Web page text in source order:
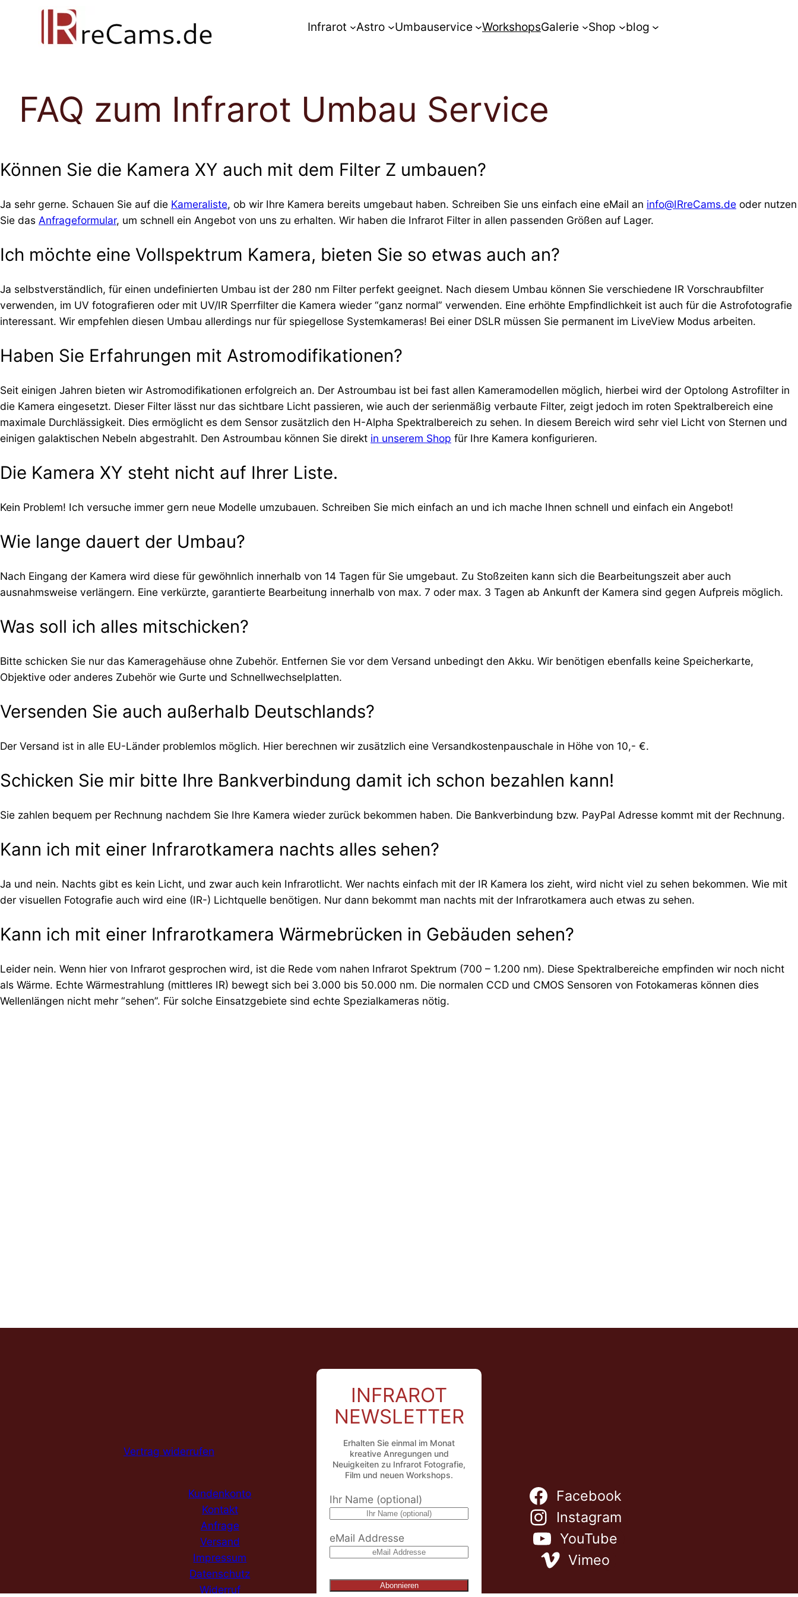
Infrarot Astro Umbauservice WorkshopsGalerie Shop blog
FAQ zum Infrarot Umbau Service
Können Sie die Kamera XY auch mit dem Filter Z umbauen?
Ja sehr gerne. Schauen Sie auf die Kameraliste, ob wir Ihre Kamera bereits umgebaut haben. Schreiben Sie uns einfach eine eMail an info@IRreCams.de oder nutzen
Sie das Anfrageformular, um schnell ein Angebot von uns zu erhalten. Wir haben die Infrarot Filter in allen passenden Größen auf Lager.
Ich möchte eine Vollspektrum Kamera, bieten Sie so etwas auch an?
Ja selbstverständlich, für einen undefinierten Umbau ist der 280 nm Filter perfekt geeignet. Nach diesem Umbau können Sie verschiedene IR Vorschraubfilter
verwenden, im UV fotografieren oder mit UV/IR Sperrfilter die Kamera wieder “ganz normal” verwenden. Eine erhöhte Empfindlichkeit ist auch für die Astrofotografie
interessant. Wir empfehlen diesen Umbau allerdings nur für spiegellose Systemkameras! Bei einer DSLR müssen Sie permanent im LiveView Modus arbeiten.
Haben Sie Erfahrungen mit Astromodifikationen?
Seit einigen Jahren bieten wir Astromodifikationen erfolgreich an. Der Astroumbau ist bei fast allen Kameramodellen möglich, hierbei wird der Optolong Astrofilter in
die Kamera eingesetzt. Dieser Filter lässt nur das sichtbare Licht passieren, wie auch der serienmäßig verbaute Filter, zeigt jedoch im roten Spektralbereich eine
maximale Durchlässigkeit. Dies ermöglicht es dem Sensor zusätzlich den H-Alpha Spektralbereich zu sehen. In diesem Bereich wird sehr viel Licht von Sternen und
einigen galaktischen Nebeln abgestrahlt. Den Astroumbau können Sie direkt in unserem Shop für Ihre Kamera konfigurieren.
Die Kamera XY steht nicht auf Ihrer Liste.
Kein Problem! Ich versuche immer gern neue Modelle umzubauen. Schreiben Sie mich einfach an und ich mache Ihnen schnell und einfach ein Angebot!
Wie lange dauert der Umbau?
Nach Eingang der Kamera wird diese für gewöhnlich innerhalb von 14 Tagen für Sie umgebaut. Zu Stoßzeiten kann sich die Bearbeitungszeit aber auch
ausnahmsweise verlängern. Eine verkürzte, garantierte Bearbeitung innerhalb von max. 7 oder max. 3 Tagen ab Ankunft der Kamera sind gegen Aufpreis möglich.
Was soll ich alles mitschicken?
Bitte schicken Sie nur das Kameragehäuse ohne Zubehör. Entfernen Sie vor dem Versand unbedingt den Akku. Wir benötigen ebenfalls keine Speicherkarte,
Objektive oder anderes Zubehör wie Gurte und Schnellwechselplatten.
Versenden Sie auch außerhalb Deutschlands?
Der Versand ist in alle EU-Länder problemlos möglich. Hier berechnen wir zusätzlich eine Versandkostenpauschale in Höhe von 10,- €.
Schicken Sie mir bitte Ihre Bankverbindung damit ich schon bezahlen kann!
Sie zahlen bequem per Rechnung nachdem Sie Ihre Kamera wieder zurück bekommen haben. Die Bankverbindung bzw. PayPal Adresse kommt mit der Rechnung.
Kann ich mit einer Infrarotkamera nachts alles sehen?
Ja und nein. Nachts gibt es kein Licht, und zwar auch kein Infrarotlicht. Wer nachts einfach mit der IR Kamera los zieht, wird nicht viel zu sehen bekommen. Wie mit
der visuellen Fotografie auch wird eine (IR-) Lichtquelle benötigen. Nur dann bekommt man nachts mit der Infrarotkamera auch etwas zu sehen.
Kann ich mit einer Infrarotkamera Wärmebrücken in Gebäuden sehen?
Leider nein. Wenn hier von Infrarot gesprochen wird, ist die Rede vom nahen Infrarot Spektrum (700 – 1.200 nm). Diese Spektralbereiche empfinden wir noch nicht
als Wärme. Echte Wärmestrahlung (mittleres IR) bewegt sich bei 3.000 bis 50.000 nm. Die normalen CCD und CMOS Sensoren von Fotokameras können dies
Wellenlängen nicht mehr “sehen”. Für solche Einsatzgebiete sind echte Spezialkameras nötig.
Vertrag widerrufen
Kundenkonto
Kontakt
Anfrage
Versand
Impressum
Datenschutz
Widerruf
INFRAROT
NEWSLETTER
Erhalten Sie einmal im Monat
kreative Anregungen und
Neuigkeiten zu Infrarot Fotografie,
Film und neuen Workshops.
Ihr Name (optional)
eMail Addresse
Facebook
Instagram
YouTube
Vimeo